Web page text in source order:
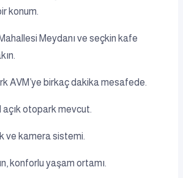
konum.
Meydanı ve seçkin kafe
AVM’ye birkaç dakika mesafede.
otopark mevcut.
ve kamera sistemi.
konforlu yaşam ortamı.